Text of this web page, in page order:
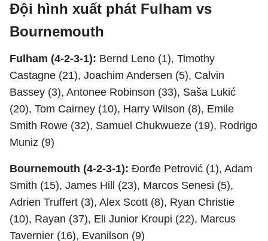
Đội hình xuất phát Fulham vs
Bournemouth
Fulham (4-2-3-1): Bernd Leno (1), Timothy
Castagne (21), Joachim Andersen (5), Calvin
Bassey (3), Antonee Robinson (33), Saša Lukić
(20), Tom Cairney (10), Harry Wilson (8), Emile
Smith Rowe (32), Samuel Chukwueze (19), Rodrigo
Muniz (9)
Bournemouth (4-2-3-1): Đorđe Petrović (1), Adam
Smith (15), James Hill (23), Marcos Senesi (5),
Adrien Truffert (3), Alex Scott (8), Ryan Christie
(10), Rayan (37), Eli Junior Kroupi (22), Marcus
Tavernier (16), Evanilson (9)